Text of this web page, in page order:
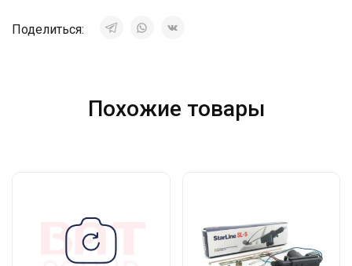
Поделиться:
Похожие товары